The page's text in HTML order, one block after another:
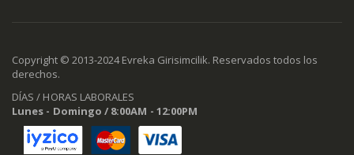
Copyright © 2013-2024 Evreka Girisimcilik. Reservados todos los
derechos.
DÍAS / HORAS LABORALES
Lunes - Domingo / 8:00AM - 12:00PM